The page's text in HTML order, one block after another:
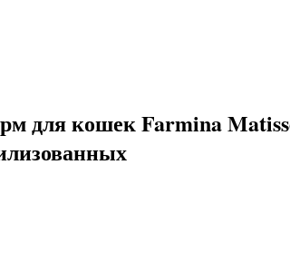
для кошек Farmina